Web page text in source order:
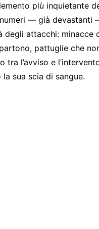
più inquietante
— già devastanti
degli attacchi: minacce
pattuglie che
tra l’avviso e
sua scia di sangue.